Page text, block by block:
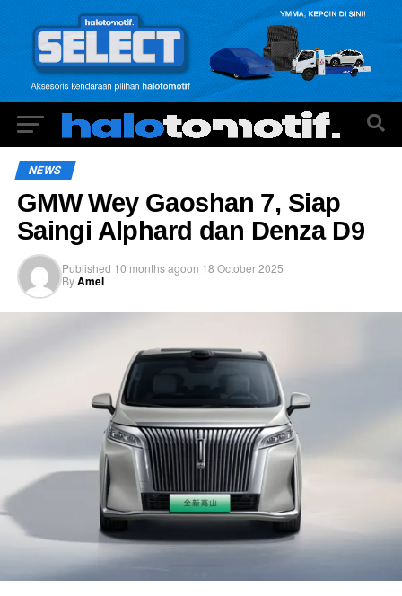
NEWS
GMW Wey Gaoshan 7, Siap
Saingi Alphard dan Denza D9
Published 10 months agoon 18 October 2025
ByAmel